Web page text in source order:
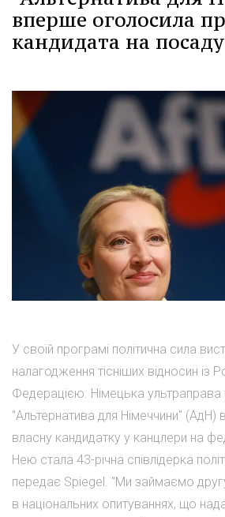
вперше оголосила
кандидата на
У своїй програмі політична сила
налагодження тісніших відносин із
Федерацією. Німецька ультраправа
"Альтернатива для Німеччини" (АдН)
власну кандидатку у канцлери на
Нею стала 43-річна співлідерка
передає Spiegel. "Ми займаємо
в національних опитуваннях, що